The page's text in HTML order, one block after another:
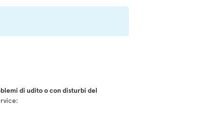
di udito o con disturbi del